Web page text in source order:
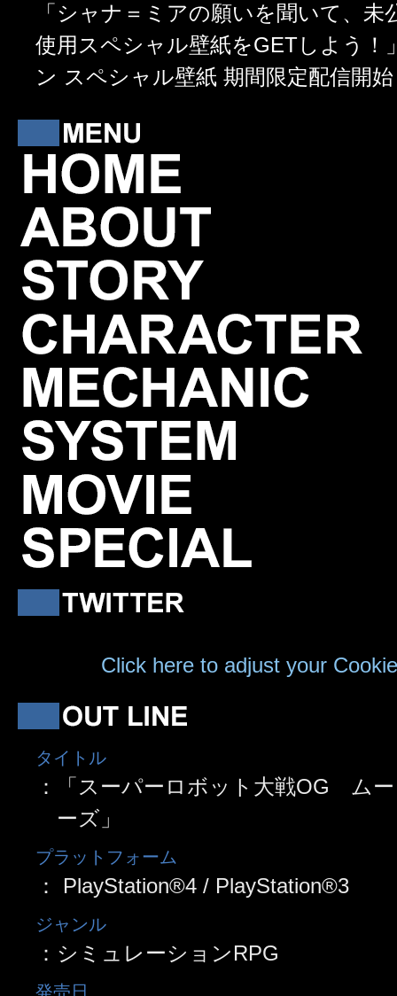
「シャナ＝ミアの願いを聞いて、未
使用スペシャル壁紙をGETしよう！
ン スペシャル壁紙 期間限定配信開
Click here to adjust your
タイトル
：「スーパーロボット大戦OG ム
ーズ」
プラットフォーム
： PlayStation®4 / PlayStation®3
ジャンル
：シミュレーションRPG
発売日